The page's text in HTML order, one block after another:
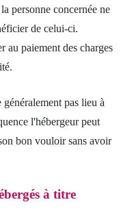
personne concernée ne
de celui-ci.
au paiement des charges
pas lieu à
l'hébergeur peut
bon vouloir sans avoir
à titre